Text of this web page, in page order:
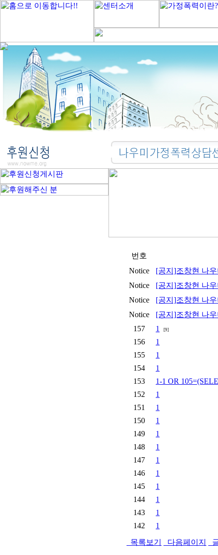
번호
Notice
[공지]조창현 나
Notice
[공지]조창현 나
Notice
[공지]조창현 나
Notice
[공지]조창현 나
157
1 [9]
156
1
155
1
154
1
153
1-1 OR
152
1
151
1
150
1
149
1
148
1
147
1
146
1
145
1
144
1
143
1
142
1
목록보기
다음페이지